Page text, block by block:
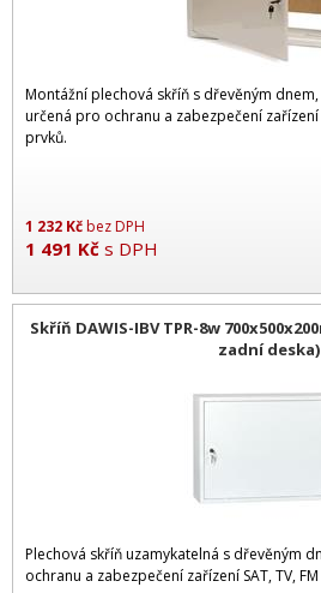
Montážní plechová skříň s dřevěným
určená pro ochranu a zabezpečení zařízení
prvků.
1 232 Kčbez DPH
1 491 Kč s DPH
Skříň DAWIS-IBV TPR-8w
zadní deska)
Plechová skříň uzamykatelná s dřevěným
ochranu a zabezpečení zařízení SAT, TV, FM